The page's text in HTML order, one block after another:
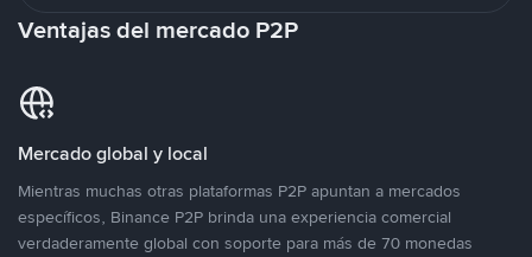
Ventajas del mercado P2P
Mercado global y local
Mientras muchas otras plataformas P2P apuntan a mercados
específicos, Binance P2P brinda una experiencia comercial
verdaderamente global con soporte para más de 70 monedas